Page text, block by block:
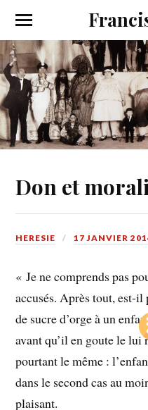
Don et
HERESIE 17 JANVIER
« Je ne comprends pas
accusés. Après tout, est-
de sucre d’orge à un
avant qu’il en goute le lui
pourtant le même :
dans le second cas au
plaisant.